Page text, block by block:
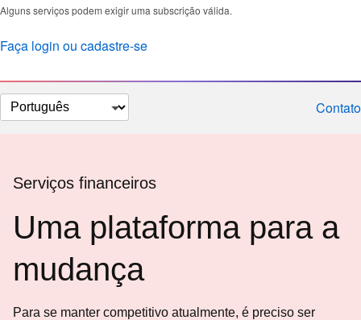
Alguns serviços podem exigir uma subscrição válida.
Faça login ou cadastre-se
Selecionar
idioma
Contato
Serviços financeiros
Uma plataforma para a
mudança
Para se manter competitivo atualmente, é preciso ser